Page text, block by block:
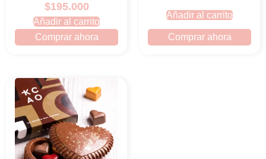
$195.000
Añadir al carrito
Comprar ahora
Añadir al carrito
Comprar ahora